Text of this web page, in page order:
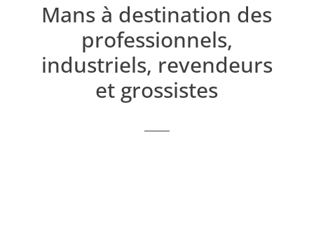
Mans à destination des
professionnels,
industriels, revendeurs
et grossistes